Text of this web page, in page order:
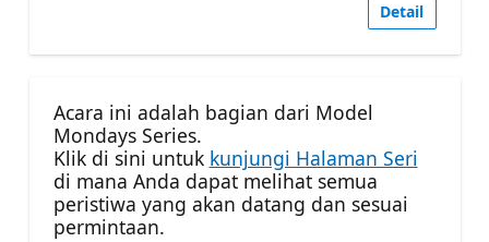
Detail
Acara ini adalah bagian dari Model
Mondays Series.
Klik di sini untuk kunjungi Halaman Seri
di mana Anda dapat melihat semua
peristiwa yang akan datang dan sesuai
permintaan.